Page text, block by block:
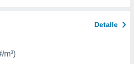
Detalle
m³)